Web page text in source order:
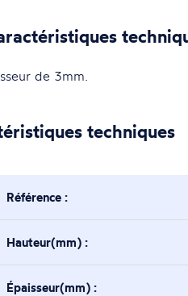
de 3mm.
techniques
Référence :
Hauteur(mm) :
Épaisseur(mm) :